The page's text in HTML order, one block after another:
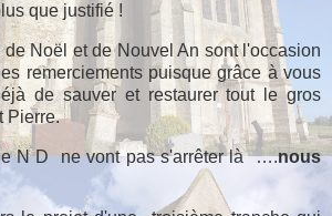
que justifié !
Noël et de Nouvel An sont l'occasion
remerciements puisque grâce à vous
de sauver et restaurer tout le gros
Pierre.
N D ne vont pas s'arrêter là ….nous